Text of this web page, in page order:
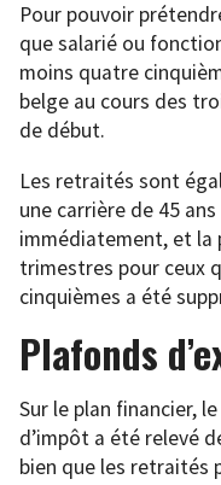
Pour pouvoir
que salarié ou
moins quatre
belge au cours des
de début.
Les retraités sont
une carrière de 45
immédiatement, et la
trimestres pour ceux
cinquièmes a été
Plafonds
Sur le plan financier,
d’impôt a été relevé
bien que les retraités